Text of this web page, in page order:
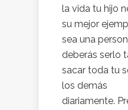
la vida tu hijo
su mejor
sea una
deberás serlo
sacar toda tu
los demás
diariamente.